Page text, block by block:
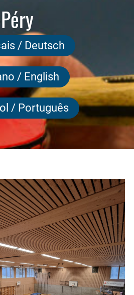
/ Deutsch
/ English
/ Português